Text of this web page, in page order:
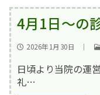
お問い合わせ
求人情報
育児休業等の取
皮膚科
放射線科
訪問介護事業所
通所リハビリテ
居宅介護支援事
小規模多機能型
4月1日～の
2026年1月30日 ｜
日頃より当院の運
礼…